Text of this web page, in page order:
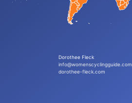
Dorothee Fleck
info@womenscyclingguide.com
dorothee-fleck.com